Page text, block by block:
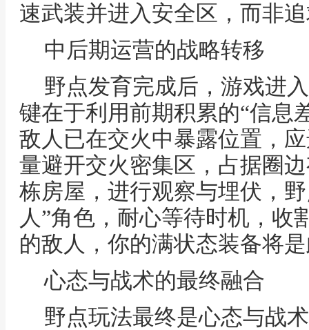
速武装并进入安全区，而非
中后期运营的战略转移
野点发育完成后，游戏进
键在于利用前期积累的“信息
敌人已在交火中暴露位置，
量避开交火密集区，占据圈
栋房屋，进行观察与埋伏，
人”角色，耐心等待时机，收
的敌人，你的满状态装备将
心态与战术的最终融合
野点玩法最终是心态与战